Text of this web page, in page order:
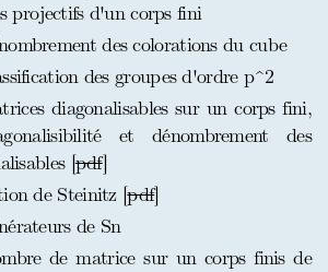
projectifs d'un corps fini
des colorations du cube
des groupes d'ordre p^2
diagonalisables sur un corps fini,
et dénombrement des
[pdf]
de Steinitz [pdf]
de Sn
de matrice sur un corps finis de